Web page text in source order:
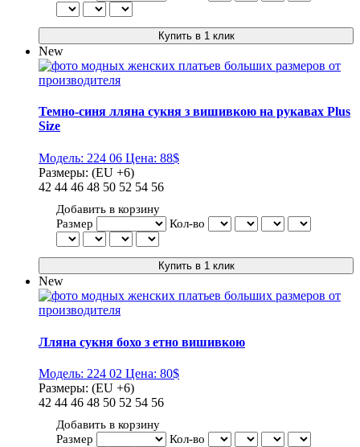
New
Темно-синя лляна сукня з вишивкою на рукавах Plus
Size
Модель: 224 06 Цена: 88$
Размеры: (EU +6)
42 44 46 48 50 52 54 56
Добавить в корзину
Размер
Кол-во
New
Лляна сукня бохо з етно вишивкою
Модель: 224 02 Цена: 80$
Размеры: (EU +6)
42 44 46 48 50 52 54 56
Добавить в корзину
Размер
Кол-во